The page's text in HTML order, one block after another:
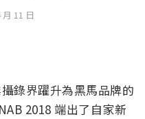
11 日
錄界躍升為黑馬品牌的
2018 端出了自家新